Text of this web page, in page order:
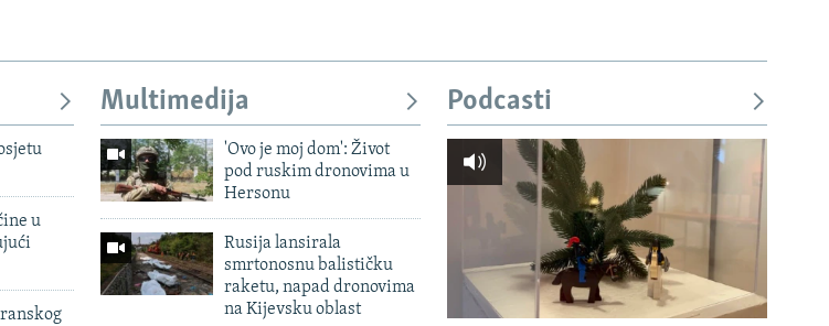
u
Multimedija
'Ovo je moj dom': Život
pod ruskim dronovima u
Hersonu
Rusija lansirala
smrtonosnu balističku
raketu, napad dronovima
na Kijevsku oblast
Podcasti